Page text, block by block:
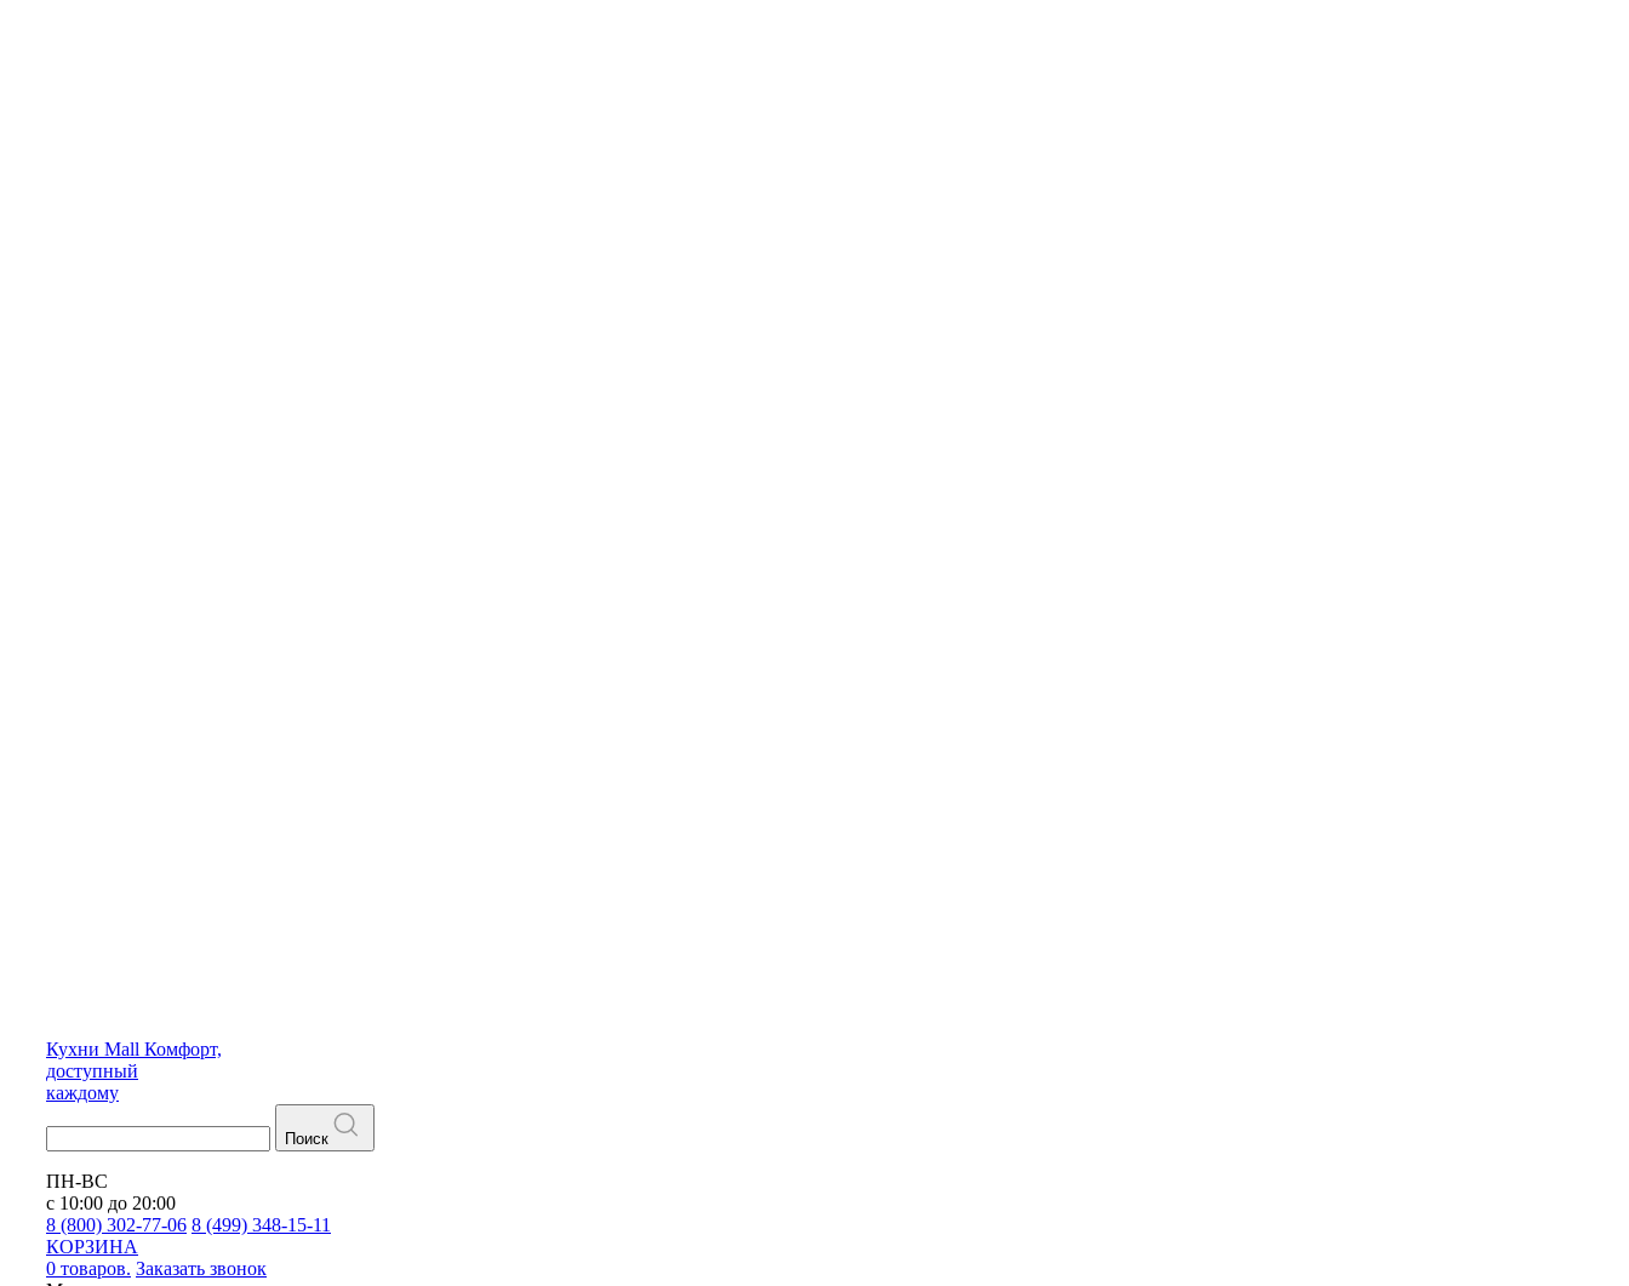
Кухни Mall Комфорт,
доступный
каждому
Поиск
ПН-ВС
с 10:00 до 20:00
8 (800) 302-77-06 8 (499) 348-15-11
КОРЗИНА
0 товаров. Заказать звонок